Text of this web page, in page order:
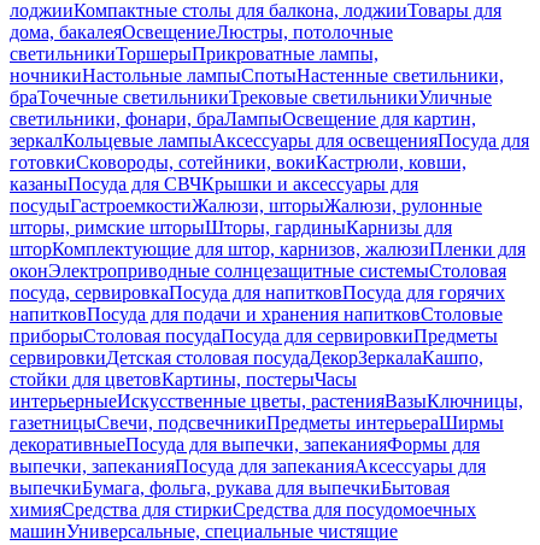
лоджииКомпактные столы для балкона, лоджииТовары для
дома, бакалеяОсвещениеЛюстры, потолочные
светильникиТоршерыПрикроватные лампы,
ночникиНастольные лампыСпотыНастенные светильники,
браТочечные светильникиТрековые светильникиУличные
светильники, фонари, браЛампыОсвещение для картин,
зеркалКольцевые лампыАксессуары для освещенияПосуда для
готовкиСковороды, сотейники, вокиКастрюли, ковши,
казаныПосуда для СВЧКрышки и аксессуары для
посудыГастроемкостиЖалюзи, шторыЖалюзи, рулонные
шторы, римские шторыШторы, гардиныКарнизы для
шторКомплектующие для штор, карнизов, жалюзиПленки для
оконЭлектроприводные солнцезащитные системыСтоловая
посуда, сервировкаПосуда для напитковПосуда для горячих
напитковПосуда для подачи и хранения напитковСтоловые
приборыСтоловая посудаПосуда для сервировкиПредметы
сервировкиДетская столовая посудаДекорЗеркалаКашпо,
стойки для цветовКартины, постерыЧасы
интерьерныеИскусственные цветы, растенияВазыКлючницы,
газетницыСвечи, подсвечникиПредметы интерьераШирмы
декоративныеПосуда для выпечки, запеканияФормы для
выпечки, запеканияПосуда для запеканияАксессуары для
выпечкиБумага, фольга, рукава для выпечкиБытовая
химияСредства для стиркиСредства для посудомоечных
машинУниверсальные, специальные чистящие